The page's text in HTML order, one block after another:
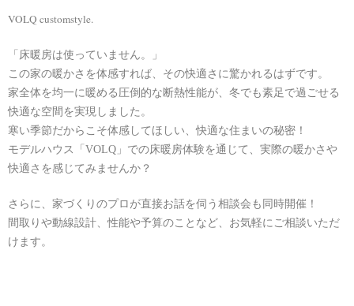
VOLQ customstyle.
「床暖房は使っていません。」
この家の暖かさを体感すれば、その快適さに驚かれるはずです。
家全体を均一に暖める圧倒的な断熱性能が、冬でも素足で過ごせる
快適な空間を実現しました。
寒い季節だからこそ体感してほしい、快適な住まいの秘密！
モデルハウス「VOLQ」での床暖房体験を通じて、実際の暖かさや
快適さを感じてみませんか？
さらに、家づくりのプロが直接お話を伺う相談会も同時開催！
間取りや動線設計、性能や予算のことなど、お気軽にご相談いただ
けます。